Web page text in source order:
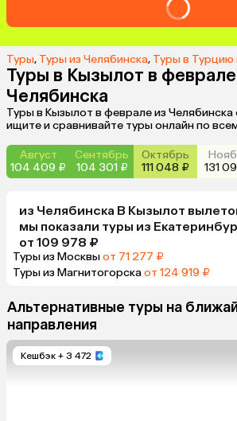
Туры, Туры из Челябинска, Туры в Турцию
Туры в Кызылот в
Челябинска
Туры в Кызылот в феврале из
ищите и сравнивайте туры онлайн по
Август
104 409 ₽
Сентябрь
104 301 ₽
Октябрь
111 048 ₽
131
из Челябинска В Кызылот
мы показали туры из
от 109 978 ₽
Туры из Москвыот 71 277 ₽
Туры из Магнитогорскаот 124 919 ₽
Альтернативные туры на
направления
Кешбэк + 3 472